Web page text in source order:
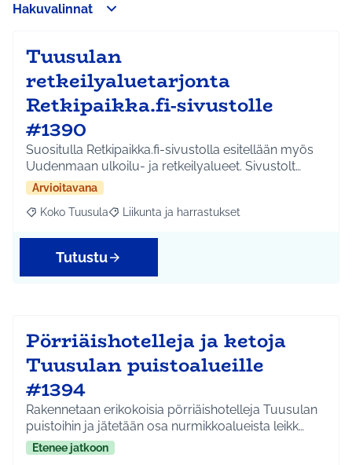
Hakuvalinnat
Tuusulan
retkeilyaluetarjonta
Retkipaikka.fi-sivustolle
#1390
Suositulla Retkipaikka.fi-sivustolla esitellään myös
Uudenmaan ulkoilu- ja retkeilyalueet. Sivustolt…
Arvioitavana
Rajaa tulokset aihepiirin mukaan: Koko Tuusula
Koko Tuusula Rajaa tulokset teeman mukaan: Liikunta ja
Liikunta ja harrastukset
Tutustu
Pörriäishotelleja ja ketoja
Tuusulan puistoalueille
#1394
Rakennetaan erikokoisia pörriäishotelleja Tuusulan
puistoihin ja jätetään osa nurmikkoalueista leikk…
Etenee jatkoon